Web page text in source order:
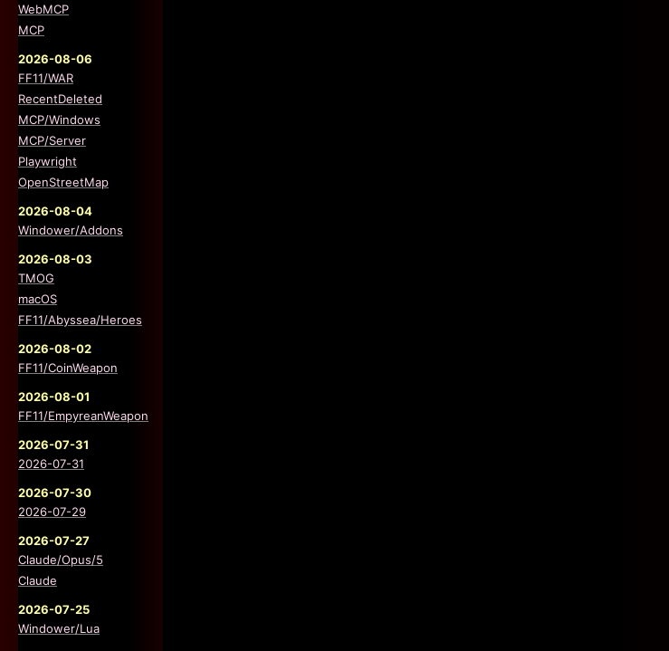
WebMCP
MCP
2026-08-06
FF11/WAR
RecentDeleted
MCP/Windows
MCP/Server
Playwright
OpenStreetMap
2026-08-04
Windower/Addons
2026-08-03
TMOG
macOS
FF11/Abyssea/Heroes
2026-08-02
FF11/CoinWeapon
2026-08-01
FF11/EmpyreanWeapon
2026-07-31
2026-07-31
2026-07-30
2026-07-29
2026-07-27
Claude/Opus/5
Claude
2026-07-25
Windower/Lua